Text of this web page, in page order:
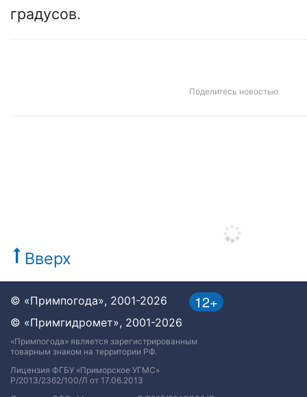
градусов.
Поделитесь новостью
Вверх
12+
© «Примпогода», 2001-2026
© «Примгидромет», 2001-2026
«Примпогода» является зарегистрированным
товарным знаком на территории РФ.
Лицензия ФГБУ «Приморское УГМС»
Р/2013/2362/100/Л от 17.06.2013